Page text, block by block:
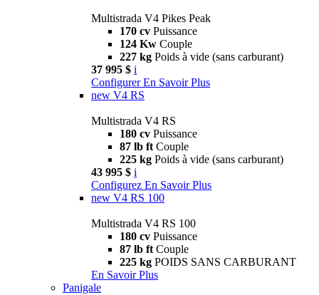
Multistrada V4 Pikes Peak
170 cv Puissance
124 Kw Couple
227 kg Poids à vide (sans carburant)
37 995 $ i
Configurer En Savoir Plus
new V4 RS
Multistrada V4 RS
180 cv Puissance
87 lb ft Couple
225 kg Poids à vide (sans carburant)
43 995 $ i
Configurez En Savoir Plus
new V4 RS 100
Multistrada V4 RS 100
180 cv Puissance
87 lb ft Couple
225 kg POIDS SANS CARBURANT
En Savoir Plus
Panigale